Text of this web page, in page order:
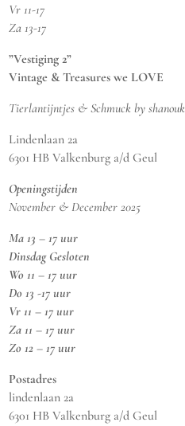
Vr 11-17
Za 13-17
”Vestiging 2”
Vintage & Treasures we LOVE
Tierlantijntjes & Schmuck by shanouk
Lindenlaan 2a
6301 HB Valkenburg a/d Geul
Openingstijden
November & December 2025
Ma 13 – 17 uur
Dinsdag Gesloten
Wo 11 – 17 uur
Do 13 -17 uur
Vr 11 – 17 uur
Za 11 – 17 uur
Zo 12 – 17 uur
Postadres
lindenlaan 2a
6301 HB Valkenburg a/d Geul